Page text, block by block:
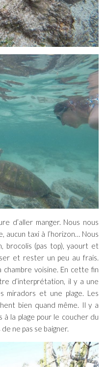
d’aller manger. Nous nous
aucun taxi à l’horizon… Nous
brocolis (pas top), yaourt et
et rester un peu au frais.
chambre voisine. En cette fin
d’interprétation, il y a une
miradors et une plage. Les
bien quand même. Il y a
la plage pour le coucher du
ne pas se baigner.